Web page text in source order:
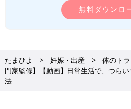
無料ダウンロ
たまひよ 妊娠・出産 体のト
門家監修】【動画】日常生活で、つら
法